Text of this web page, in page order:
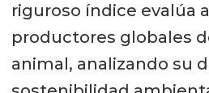
riguroso índice evalúa
productores globales
animal, analizando su